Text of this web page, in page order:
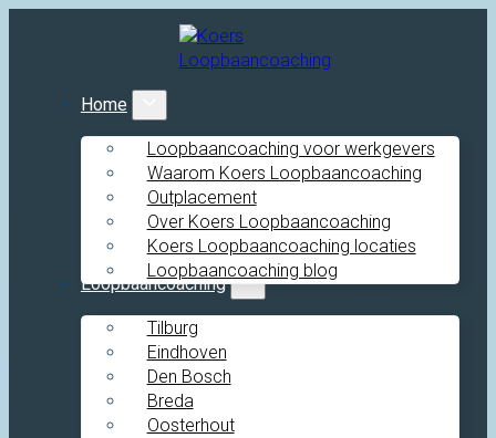
Home
Loopbaancoaching voor werkgevers
Waarom Koers Loopbaancoaching
Outplacement
Over Koers Loopbaancoaching
Koers Loopbaancoaching locaties
Loopbaancoaching blog
Loopbaancoaching
Tilburg
Eindhoven
Den Bosch
Breda
Oosterhout